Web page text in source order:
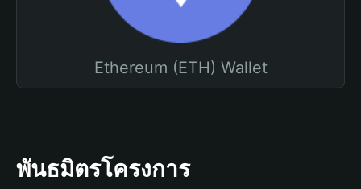
Ethereum (ETH) Wallet
พันธมิตรโครงการ